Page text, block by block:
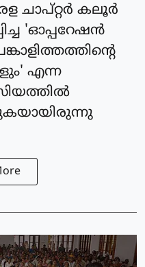
ചാപ്റ്റർ കലൂർ
'ഓപ്പറേഷൻ
എന്ന